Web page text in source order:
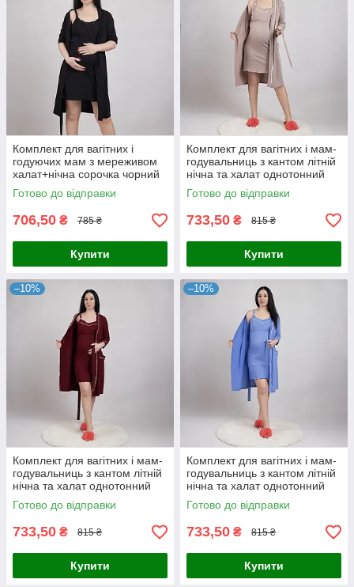
Комплект для вагітних і
годуючих мам з мереживом
халат+нічна сорочка чорний
р.44-60
Готово до відправки
706,50 ₴ 785 ₴
Купити
Комплект для вагітних і мам-
годувальниць з кантом літній
нічна та халат однотонний
бежевий р.44-60
Готово до відправки
733,50 ₴ 815 ₴
Купити
–10%
Комплект для вагітних і мам-
годувальниць з кантом літній
нічна та халат однотонний
бордовий р.44-60
Готово до відправки
733,50 ₴ 815 ₴
Купити
–10%
Комплект для вагітних і мам-
годувальниць з кантом літній
нічна та халат однотонний
синій р.44-60
Готово до відправки
733,50 ₴ 815 ₴
Купити